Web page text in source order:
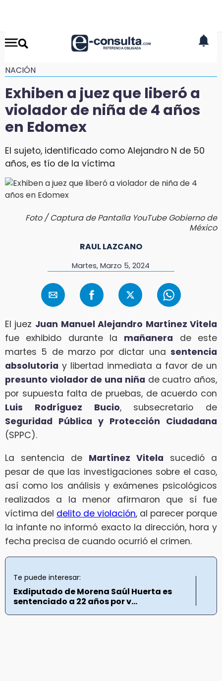
NACIÓN
Exhiben a juez que liberó a
violador de niña de 4 años
en Edomex
El sujeto, identificado como Alejandro N de 50
años, es tío de la víctima
Foto / Captura de Pantalla YouTube Gobierno de
México
RAUL LAZCANO
Martes, Marzo 5, 2024
El juez Juan Manuel Alejandro Martínez Vitela
fue exhibido durante la mañanera de este
martes 5 de marzo por dictar una sentencia
absolutoria y libertad inmediata a favor de un
presunto violador de una niña de cuatro años,
por supuesta falta de pruebas, de acuerdo con
Luis Rodríguez Bucio, subsecretario de
Seguridad Pública y Protección Ciudadana
(SPPC).
La sentencia de Martínez Vitela sucedió a
pesar de que las investigaciones sobre el caso,
así como los análisis y exámenes psicológicos
realizados a la menor afirmaron que sí fue
víctima del delito de violación, al parecer porque
la infante no informó exacto la dirección, hora y
fecha precisa de cuando ocurrió el crimen.
Te puede interesar:
Exdiputado de Morena Saúl Huerta es
sentenciado a 22 años por v...